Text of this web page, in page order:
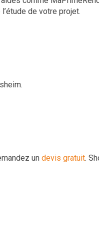
de votre projet.
un devis gratuit.